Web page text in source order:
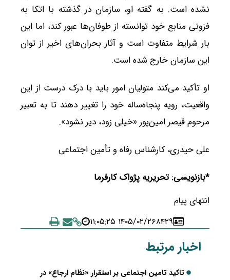
نشده است. به گفته او، سازمان در گذشته با اتکا به
فزونی منابع خود توانسته از طوفان‌ها عبور کند، اما این
بار شرایط متفاوت است و آثار بحران‌های اخیر از توان
این سازمان خارج شده است.
او تأکید می‌کند متولیان امور باید با درک درست از این
واقعیت، رویه پنجاه‌ساله خود را تغییر دهند تا به تعبیر
مرحوم قیصر امین‌پور «خیلی زود، دیر نشود».
علی حیدری، کارشناس رفاه و تأمین اجتماعی
*بازنویسی: تحریریه پژواک کارفرما
انتهای پیام
۸۴۲۹۱۴۰۵/۰۲/۲۶ ۱۱:۰۵:۲۵
اخبار مرتبط
تاکید تامین اجتماعی بر استقرار «نظام ارجاع» در